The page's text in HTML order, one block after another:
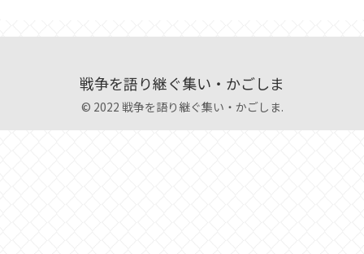
戦争を語り継ぐ集い・かごしま
© 2022 戦争を語り継ぐ集い・かごしま.